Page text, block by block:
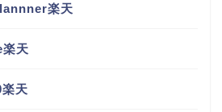
楽天
天
天